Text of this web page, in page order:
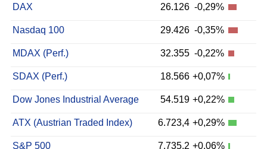
DAX 26.126 -0,29%
Nasdaq 100 29.426 -0,35%
MDAX (Perf.) 32.355 -0,22%
SDAX (Perf.) 18.566 +0,07%
Dow Jones Industrial Average 54.519 +0,22%
ATX (Austrian Traded Index) 6.723,4 +0,29%
S&P 500 7.735,2 +0,06%